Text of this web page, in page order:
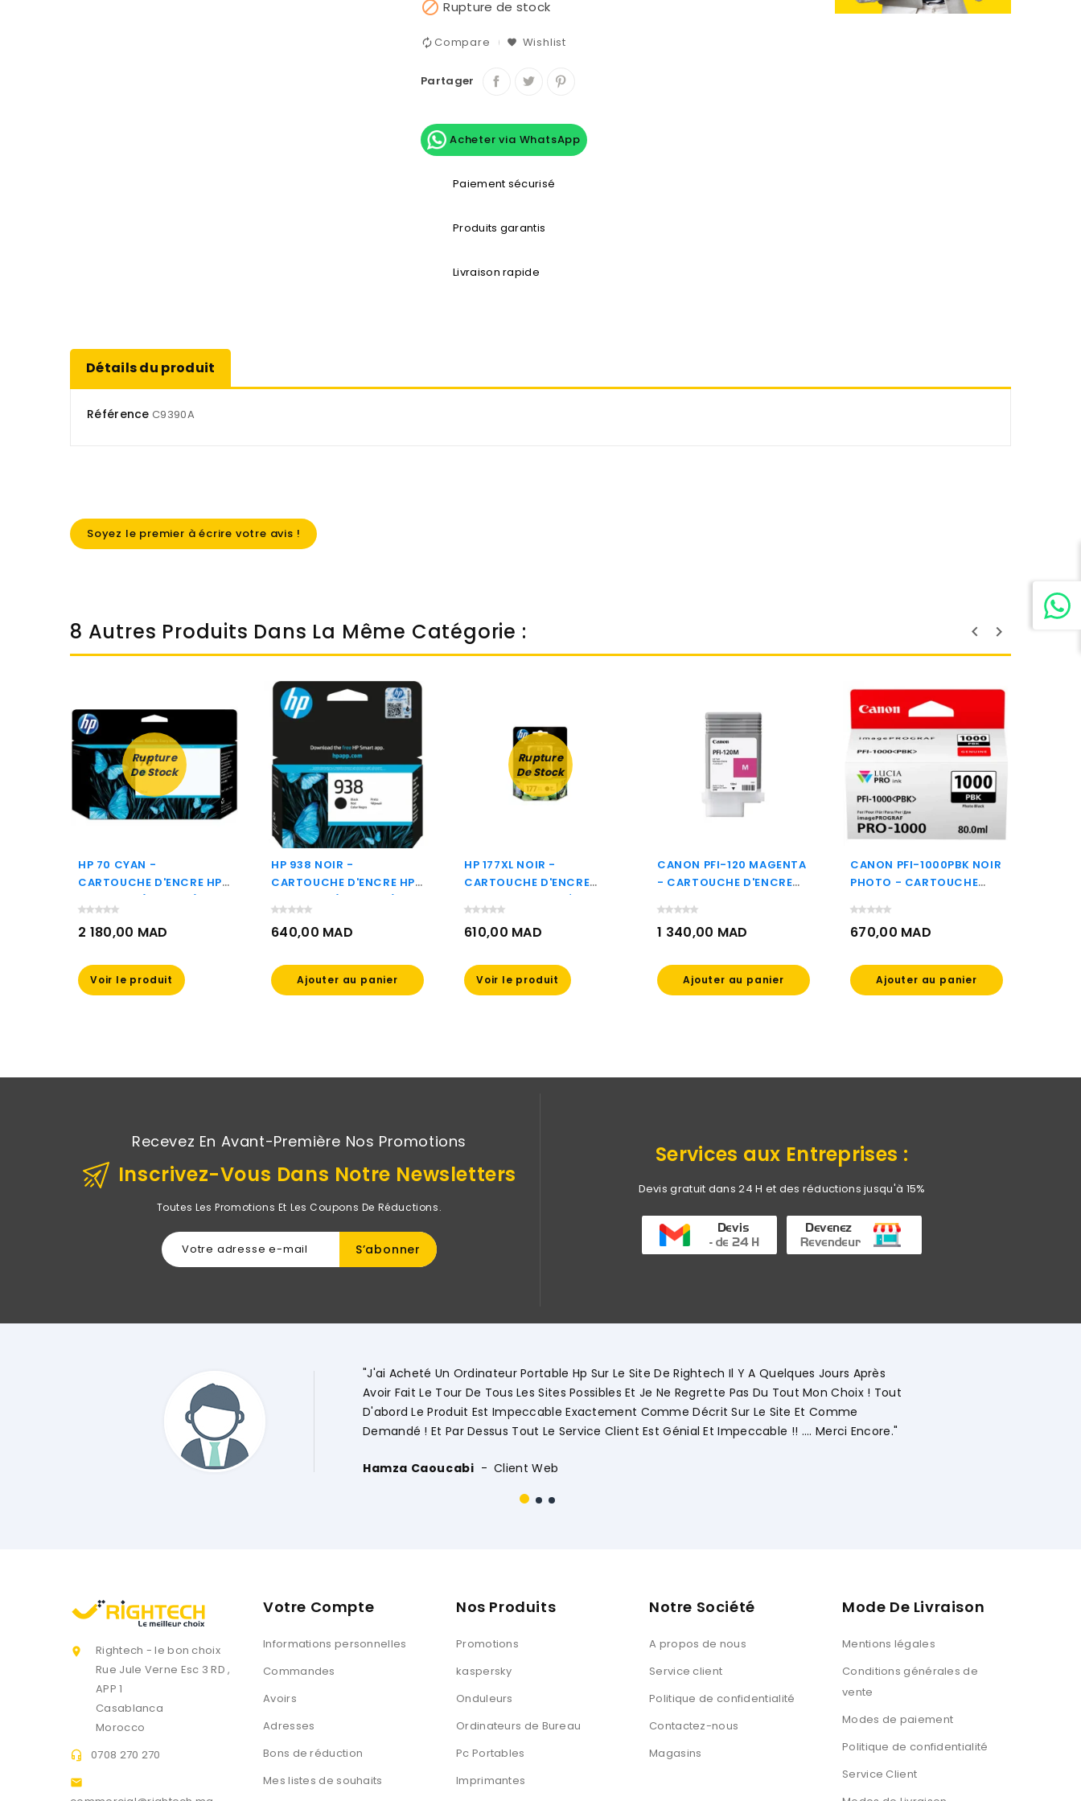
 Rupture de stock
Compare Wishlist
Partager
Acheter via WhatsApp
Paiement sécurisé
Produits garantis
Livraison rapide
Détails du produit
Référence C9390A
Soyez le premier à écrire votre avis !
8 Autres Produits Dans La Même Catégorie :
Rupture
De Stock
HP 70 CYAN -
CARTOUCHE D'ENCRE HP
D'ORIGINE (C9452A)
2 180,00 MAD
Voir le produit
HP 938 NOIR -
CARTOUCHE D'ENCRE HP
D'ORIGINE (4S6X8PE)
640,00 MAD
Ajouter au panier
Rupture
De Stock
HP 177XL NOIR -
CARTOUCHE D'ENCRE
GRANDE CAPACITÉ HP
D'ORIGINE (C8719HE)
610,00 MAD
Voir le produit
CANON PFI-120 MAGENTA
- CARTOUCHE D'ENCRE
(2887C001AA)
1 340,00 MAD
Ajouter au panier
CANON PFI-1000PBK NOIR
PHOTO - CARTOUCHE
D'ORIGINE (0546C001AA)
670,00 MAD
Ajouter au panier
Recevez En Avant-Première Nos Promotions
Inscrivez-Vous Dans Notre Newsletters
Toutes Les Promotions Et Les Coupons De Réductions.
Services aux Entreprises :
Devis gratuit dans 24 H et des réductions jusqu'à 15%
"J'ai Acheté Un Ordinateur Portable Hp Sur Le Site De Rightech Il Y A Quelques Jours Après
Avoir Fait Le Tour De Tous Les Sites Possibles Et Je Ne Regrette Pas Du Tout Mon Choix ! Tout
D'abord Le Produit Est Impeccable Exactement Comme Décrit Sur Le Site Et Comme
Demandé ! Et Par Dessus Tout Le Service Client Est Génial Et Impeccable !! .... Merci Encore."
Client Web

Rightech - le bon choix
Rue Jule Verne Esc 3 RD ,
APP 1
Casablanca
Morocco
 0708 270 270

Votre Compte
Informations personnelles
Commandes
Avoirs
Adresses
Bons de réduction
Mes listes de souhaits
Nos Produits
Promotions
kaspersky
Onduleurs
Ordinateurs de Bureau
Pc Portables
Imprimantes
Notre Société
A propos de nous
Service client
Politique de confidentialité
Contactez-nous
Magasins
Mode De Livraison
Mentions légales
Conditions générales de
vente
Modes de paiement
Politique de confidentialité
Service Client